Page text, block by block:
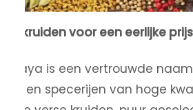
kruiden voor een eerlijke prijs
is een vertrouwde naam
en specerijen van hoge